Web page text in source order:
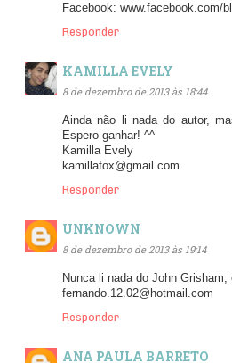
Facebook: www.facebook.com/
Responder
KAMILLA EVELY
8 de dezembro de 2013 às 18:44
Ainda não li nada do autor,
Espero ganhar! ^^
Kamilla Evely
kamillafox@gmail.com
Responder
UNKNOWN
8 de dezembro de 2013 às 19:14
Nunca li nada do John
fernando.12.02@hotmail.com
Responder
ANA PAULA BARRETO